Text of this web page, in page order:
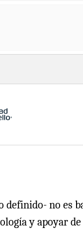
no es
y apoyar